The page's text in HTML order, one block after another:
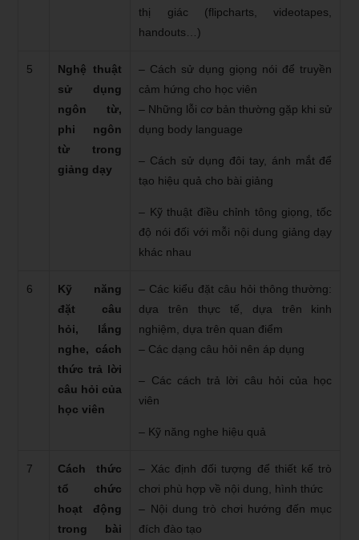
thị giác (flipcharts, videotapes,
handouts…)
5
Nghệ thuật
sử dụng
ngôn từ,
phi ngôn
từ trong
giảng dạy
– Cách sử dụng giọng nói để truyền
cảm hứng cho học viên
– Những lỗi cơ bản thường gặp khi sử
dụng body language
– Cách sử dụng đôi tay, ánh mắt để
tạo hiệu quả cho bài giảng
– Kỹ thuật điều chỉnh tông giọng, tốc
độ nói đối với mỗi nội dung giảng dạy
khác nhau
6
Kỹ năng
đặt câu
hỏi, lắng
nghe, cách
thức trả lời
câu hỏi của
học viên
– Các kiểu đặt câu hỏi thông thường:
dựa trên thực tế, dựa trên kinh
nghiệm, dựa trên quan điểm
– Các dạng câu hỏi nên áp dụng
– Các cách trả lời câu hỏi của học
viên
– Kỹ năng nghe hiệu quả
7
Cách thức
tổ chức
hoạt động
trong bài
– Xác định đối tượng để thiết kế trò
chơi phù hợp về nội dung, hình thức
– Nội dung trò chơi hướng đến mục
đích đào tạo